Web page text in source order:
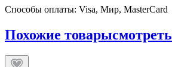
Способы оплаты: Visa, Мир, MasterCard
Похожие товарысмотреть